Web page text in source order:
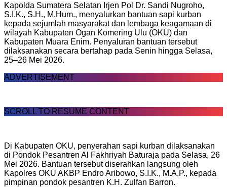
Kapolda Sumatera Selatan Irjen Pol Dr. Sandi Nugroho,
S.I.K., S.H., M.Hum., menyalurkan bantuan sapi kurban
kepada sejumlah masyarakat dan lembaga keagamaan di
wilayah Kabupaten Ogan Komering Ulu (OKU) dan
Kabupaten Muara Enim. Penyaluran bantuan tersebut
dilaksanakan secara bertahap pada Senin hingga Selasa,
25–26 Mei 2026.
ADVERTISEMENT
SCROLL TO RESUME CONTENT
Di Kabupaten OKU, penyerahan sapi kurban dilaksanakan
di Pondok Pesantren Al Fakhriyah Baturaja pada Selasa, 26
Mei 2026. Bantuan tersebut diserahkan langsung oleh
Kapolres OKU AKBP Endro Aribowo, S.I.K., M.A.P., kepada
pimpinan pondok pesantren K.H. Zulfan Barron.